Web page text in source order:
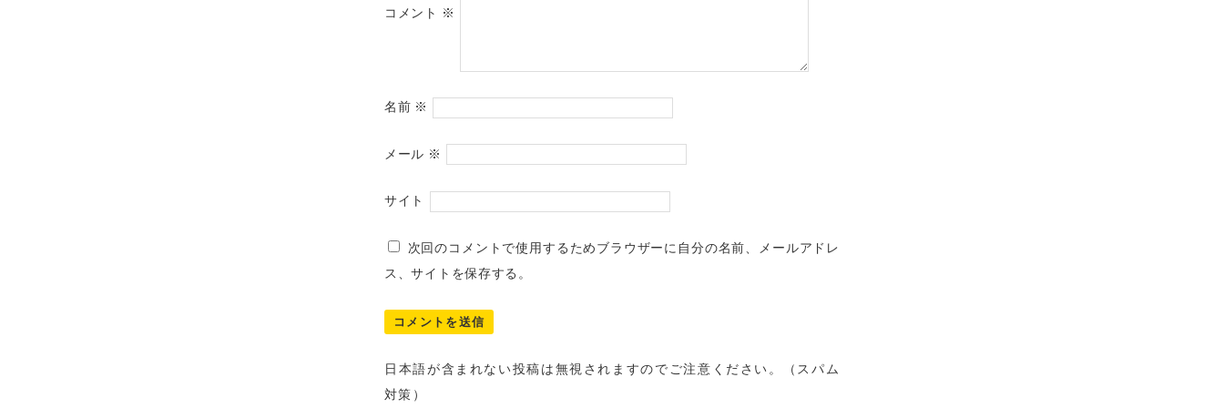
コメント ※
名前 ※
メール ※
サイト
次回のコメントで使用するためブラウザーに自分の名前、メールアドレ
ス、サイトを保存する。
日本語が含まれない投稿は無視されますのでご注意ください。（スパム
対策）